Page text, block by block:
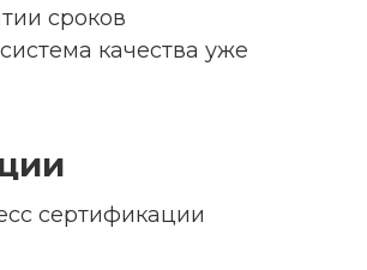
сроков
качества уже
сертификации